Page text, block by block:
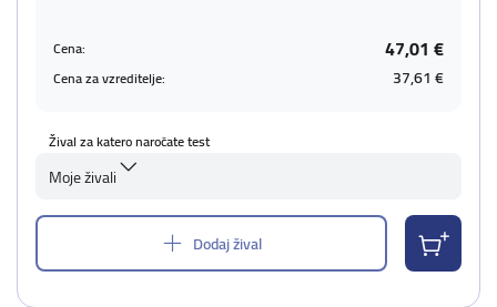
Cena: 47,01 €
Cena za vzreditelje: 37,61 €
Žival za katero naročate test
Moje živali
Dodaj žival